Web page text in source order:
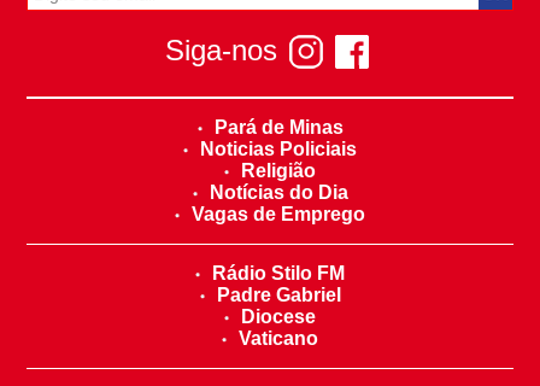
Siga-nos
Pará de Minas
Noticias Policiais
Religião
Notícias do Dia
Vagas de Emprego
Rádio Stilo FM
Padre Gabriel
Diocese
Vaticano